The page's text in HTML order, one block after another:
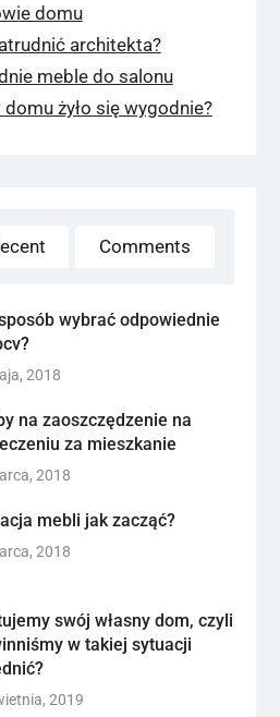
domu
architekta?
meble do salonu
żyło się wygodnie?
Comments
wybrać odpowiednie
2018
na zaoszczędzenie na
za mieszkanie
2018
mebli jak zacząć?
2018
swój własny dom, czyli
w takiej sytuacji
2019